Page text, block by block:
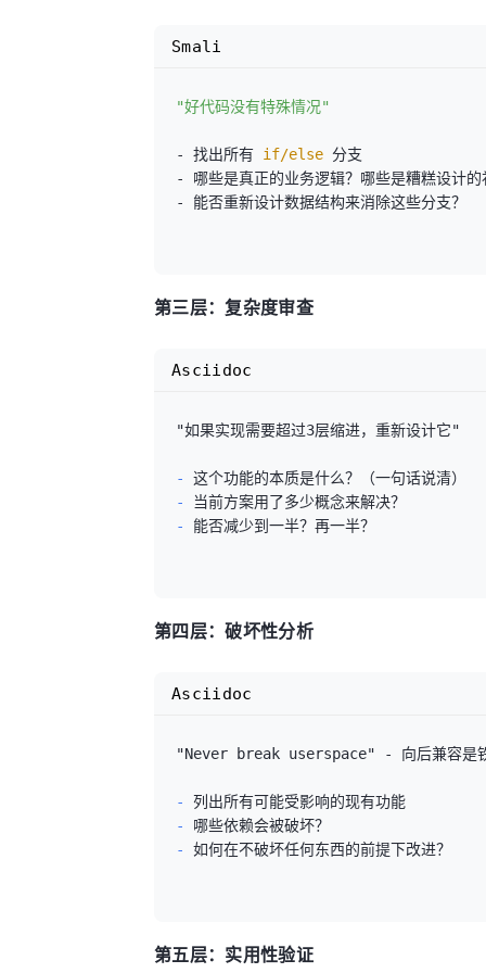
"好代码没有特殊情况"
- 找出所有 if/else 分支
- 哪些是真正的业务逻辑？哪些是糟糕设计的
- 能否重新设计数据结构来消除这些分支？
Smali
第三层：复杂度审查
"如果实现需要超过3层缩进，重新设计它"
-
-
- 能否减少到一半？再一半？
Asciidoc
第四层：破坏性分析
"Never break userspace" - 向后兼容是
-
-
- 如何在不破坏任何东西的前提下改进？
Asciidoc
第五层：实用性验证